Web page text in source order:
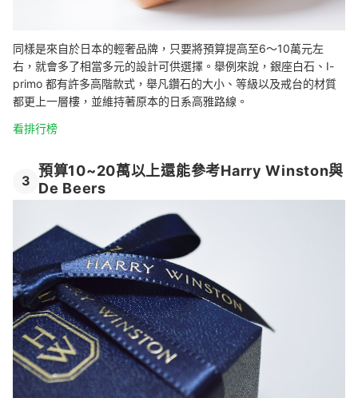
同樣是來自於日本的輕奢品牌，只要將預算提高至6～10萬元左
右，就會多了相當多元的設計可供選擇。舉例來說，銀座白石、I-
primo 都有許多高階款式，舉凡鑽石的大小、等級以及戒台的材質
都更上一層樓，並維持著原本的日系高雅路線。
看排行榜
3
預算10~20萬以上還能參考Harry Winston與
De Beers